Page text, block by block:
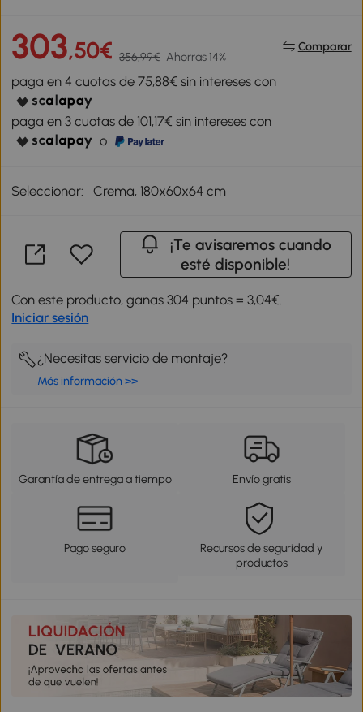
303,50€ 356,99€ Ahorras 14%
Comparar
paga en 4 cuotas de 75,88€ sin intereses con
paga en 3 cuotas de 101,17€ sin intereses con
o
Seleccionar: Crema, 180x60x64 cm
¡Te avisaremos cuando
esté disponible!
Con este producto, ganas 304 puntos = 3,04€.
Iniciar sesión
¿Necesitas servicio de montaje?
Más información >>
Garantía de entrega a tiempo Envío gratis
Pago seguro
Recursos de seguridad y
productos